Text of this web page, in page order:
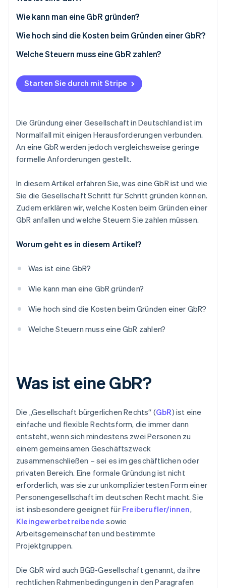
Stripe-Sessions 2026
Jetzt ansehen
Wie kann man eine GbR gründen?
Erstellung eines Gesellschaftsvertrags (optional)
Wahl des GbR-Namens
Gewerbeanmeldung (nur für Gewerbetreibende)
Anmeldung beim Finanzamt
Eintragung ins Gesellschaftsregister (optional)
Anmeldung von Mitarbeitenden bei
Sozialversicherungsträgern
Organisation der Buchhaltung
Prüfung möglicher Versicherungen
Wie hoch sind die Kosten beim Gründen einer GbR?
Welche Steuern muss eine GbR zahlen?
Starten Sie durch mit Stripe
Die Gründung einer Gesellschaft in Deutschland ist im
Normalfall mit einigen Herausforderungen verbunden.
An eine GbR werden jedoch vergleichsweise geringe
formelle Anforderungen gestellt.
In diesem Artikel erfahren Sie, was eine GbR ist und wie
Sie die Gesellschaft Schritt für Schritt gründen können.
Zudem erklären wir, welche Kosten beim Gründen einer
GbR anfallen und welche Steuern Sie zahlen müssen.
Worum geht es in diesem Artikel?
Was ist eine GbR?
Wie kann man eine GbR gründen?
Wie hoch sind die Kosten beim Gründen einer GbR?
Welche Steuern muss eine GbR zahlen?
Was ist eine GbR?
Die „Gesellschaft bürgerlichen Rechts“ (GbR) ist eine
einfache und flexible Rechtsform, die immer dann
entsteht, wenn sich mindestens zwei Personen zu
einem gemeinsamen Geschäftszweck
zusammenschließen – sei es im geschäftlichen oder
privaten Bereich. Eine formale Gründung ist nicht
erforderlich, was sie zur unkompliziertesten Form einer
Personengesellschaft im deutschen Recht macht. Sie
ist insbesondere geeignet für Freiberufler/innen,
Kleingewerbetreibende sowie
Arbeitsgemeinschaften und bestimmte
Projektgruppen.
Die GbR wird auch BGB-Gesellschaft genannt, da ihre
rechtlichen Rahmenbedingungen in den Paragrafen